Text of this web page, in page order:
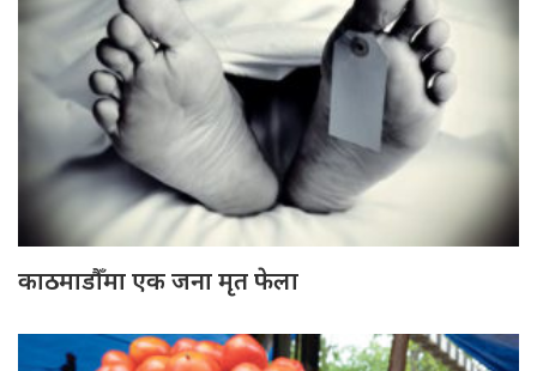
काठमाडौँमा एक जना मृत फेला